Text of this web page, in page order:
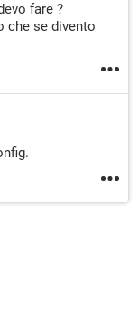
fare ?
che se divento